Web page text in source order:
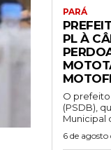
PARÁ
PL À
O
(PSDB),
Municipal
6 de agosto